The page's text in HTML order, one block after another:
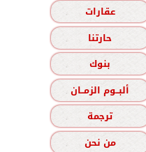
عقارات
حارتنا
بنوك
ألبــوم الزمــان
ترجمة
من نحن